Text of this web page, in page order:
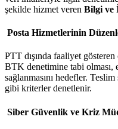
şekilde hizmet veren Bilgi ve
Posta Hizmetlerinin
PTT dışında faaliyet
BTK denetimine tabi
sağlanmasını hedefler.
gibi kriterler denetlenir.
Siber Güvenlik ve Kriz